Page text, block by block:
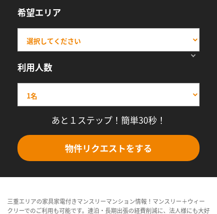
希望エリア
利用人数
あと１ステップ！簡単30秒！
物件リクエストをする
三重エリアの家具家電付きマンスリーマンション情報！マンスリー＋ウィー
クリーでのご利用も可能です。連泊・長期出張の経費削減に、法人様にも大好